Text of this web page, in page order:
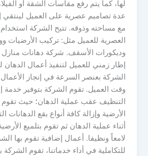
لها، كما يتم رفع مقاسات الشقة أو
عدة تصاميم عصرية على العميل لينتقي
مع مساحته وذوقه. تتيح الشركة
العصرية للعميل مثل: تركيب الأرضيات
وديكورات الأسقف. شركة دهانات منازل
إطار زمني للعميل لتنفيذ أعمال الدهان
الشركة بعنصر السرعة في إنجاز الأعمال
وقت العميل. تقوم الشركة بتوفير خدمة
التنظيف عقب عملية الدهان؛ حيث
الأرضية وإزالة كافة أنواع بقع الدهانات
أثناء عملية الدهان ثم تقوم بتلميع
لامعاً ونظيفا. أعمال إضافية تقوم بها
للتكاملية في أداء خدماتنا، تقوم